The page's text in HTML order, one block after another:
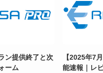
ン提供終了と次
ーム
【2025年7
能速報｜レ